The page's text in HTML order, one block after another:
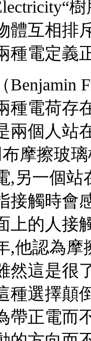
體互相排
種電定義
Benjamin
種電荷存
兩個人站
摩擦玻
,另一個站
接觸時會
上的人接
,他認為
然這是很
種選擇顛
帶正電而